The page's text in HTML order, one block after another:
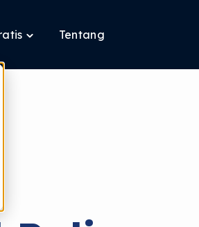
Toggle
Tools
Tentang